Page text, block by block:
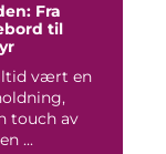
Fra
til
vært en
touch av
...